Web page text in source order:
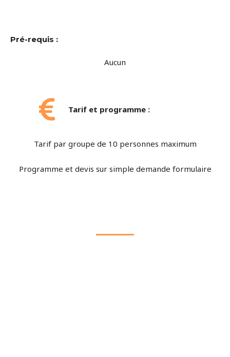
Pré-requis :
Aucun
Tarif et programme :
Tarif par groupe de 10 personnes maximum
Programme et devis sur simple demande formulaire